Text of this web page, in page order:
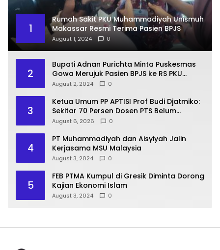
1
Rumah Sakit PKU Muhammadiyah Unismuh
Makassar Resmi Terima Pasien BPJS
August 1, 2024 0
2
Bupati Adnan Purichta Minta Puskesmas
Gowa Merujuk Pasien BPJS ke RS PKU
Muhammadiyah Unismuh Makassar
August 2, 2024 0
3
Ketua Umum PP APTISI Prof Budi Djatmiko:
Sekitar 70 Persen Dosen PTS Belum
Tersertifikasi, Perlu Percepatan Serdos
August 6, 2026 0
4
PT Muhammadiyah dan Aisyiyah Jalin
Kerjasama MSU Malaysia
August 3, 2024 0
5
FEB PTMA Kumpul di Gresik Diminta Dorong
Kajian Ekonomi Islam
August 3, 2024 0